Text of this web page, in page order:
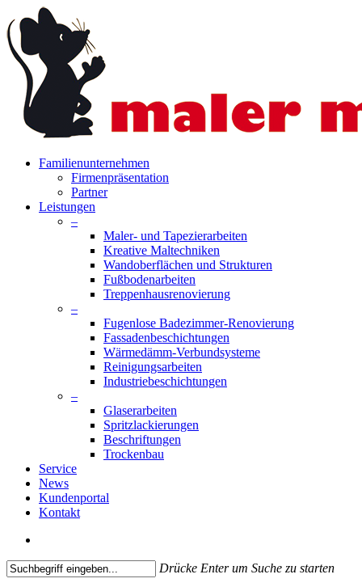
to
main
content
search
Menu
Familienunternehmen
Firmenpräsentation
Partner
Leistungen
–
Maler- und Tapezierarbeiten
Kreative Maltechniken
Wandoberflächen und Strukturen
Fußbodenarbeiten
Treppenhausrenovierung
–
Fugenlose Badezimmer-Renovierung
Fassadenbeschichtungen
Wärmedämm-Verbundsysteme
Reinigungsarbeiten
Industriebeschichtungen
–
Glaserarbeiten
Spritzlackierungen
Beschriftungen
Trockenbau
Service
News
Kundenportal
Kontakt
Drücke Enter um Suche zu starten